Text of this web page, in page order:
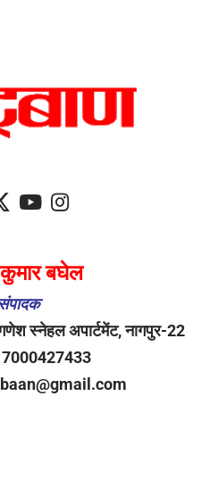
बघेल
संपादक
स्नेहल अपार्टमेंट, नागपुर-22
7000427433